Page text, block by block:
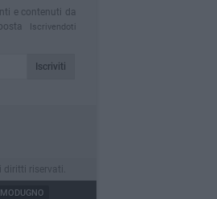
e contenuti da
Iscrivendoti
Iscriviti
riservati.
MODUGNO